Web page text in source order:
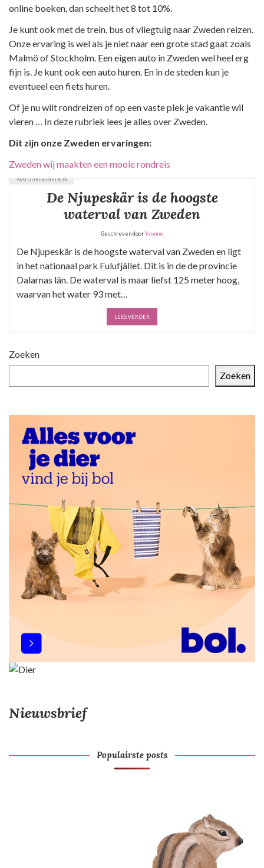
online boeken, dan scheelt het 8 tot 10%.
Je kunt ook met de trein, bus of vliegtuig naar Zweden reizen.
Onze ervaring is wel als je niet naar een grote stad gaat zoals
Malmö of Stockholm. Een eigen auto in Zweden wel heel erg
fijn is. Je kunt ook een auto huren. En in de steden kun je
eventueel een fiets huren.
Of je nu wilt rondreizen of op een vaste plek je vakantie wil
vieren … In deze rubriek lees je alles over Zweden.
Dit zijn onze Zweden ervaringen:
Zweden wij maakten een mooie rondreis
NATUURGEBIEDEN
De Njupeskär is de hoogste
waterval van Zweden
Geschreven doorYvonne
De Njupeskär is de hoogste waterval van Zweden en ligt
in het nationaal park Fulufjället. Dit is in de de provincie
Dalarnas län. De waterval is maar liefst 125 meter hoog,
waarvan het water 93 met…
LEES VERDER
Zoeken
Zoeken
Nieuwsbrief
Populairste posts